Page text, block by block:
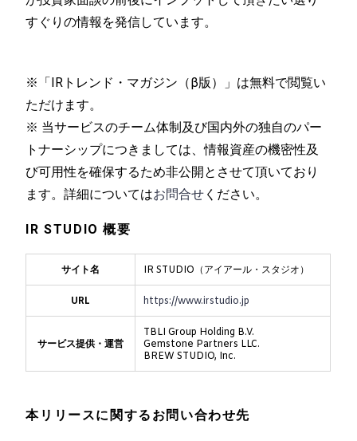
すぐりの情報を発信しています。
※「IRトレンド・マガジン（β版）」は無料で閲覧い
ただけます。
※ 当サービスのチーム体制及び国内外の独自のパー
トナーシップにつきましては、情報資産の機密性及
び可用性を確保するため非公開とさせて頂いており
ます。詳細についてはお問合せ ください。
IR STUDIO 概要
サイト名 IR STUDIO（アイアール・スタジオ）
URL https://www.irstudio.jp
サービス提供・運営
TBLI Group Holding B.V.
Gemstone Partners LLC.
BREW STUDIO, Inc.
本リリースに関するお問い合わせ先